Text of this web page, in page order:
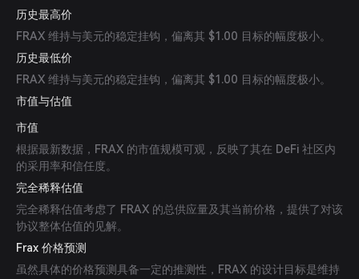
历史最高价
FRAX 维持与美元的稳定挂钩，偏离其 $1.00 目标的幅度极小。
历史最低价
FRAX 维持与美元的稳定挂钩，偏离其 $1.00 目标的幅度极小。
市值与估值
市值
根据最新数据，FRAX 的市值规模可观，反映了其在 DeFi 社区内
的采用率和信任度。
完全稀释估值
完全稀释估值考虑了 FRAX 的总供应量及其当前价格，提供了对该
协议整体估值的见解。
Frax 价格预测
虽然具体的价格预测具备一定的推测性，FRAX 的设计目标是维持